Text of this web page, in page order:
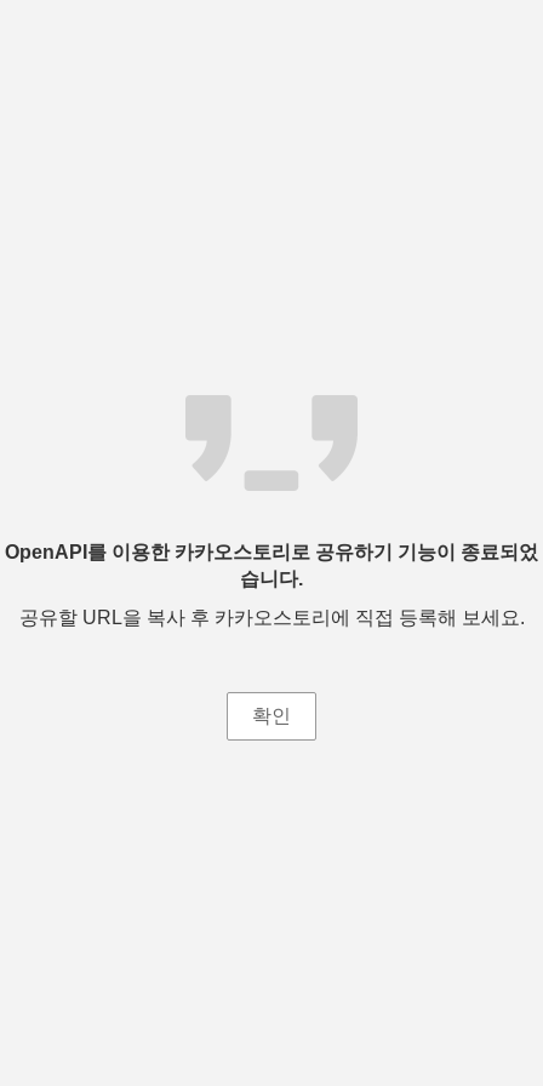
OpenAPI를 이용한 카카오스토리로 공유하기 기능이 종료되었
습니다.
공유할 URL을 복사 후 카카오스토리에 직접 등록해 보세요.
확인